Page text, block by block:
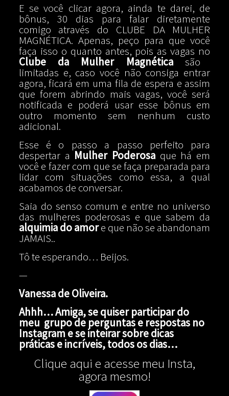
E se você clicar agora, ainda te darei, de
bônus, 30 dias para falar diretamente
comigo através do CLUBE DA MULHER
MAGNÉTICA. Apenas, peço para que você
faça isso o quanto antes, pois as vagas no
Clube da Mulher Magnéticasão
limitadas e, caso você não consiga entrar
agora, ficará em uma fila de espera e assim
que forem abrindo mais vagas, você será
notificada e poderá usar esse bônus em
outro momento sem nenhum custo
adicional.
Esse é o passo a passo perfeito para
despertar aMulher Poderosa que há em
você e fazer com que se faça preparada para
lidar com situações como essa, a qual
acabamos de conversar.
Saia do senso comum e entre no universo
das mulheres poderosas e que sabem da
alquimia do amore que não se abandonam
JAMAIS..
Tô te esperando… Beijos.
—
Vanessa de Oliveira.
Ahhh… Amiga, se quiser participar do
meu grupo de perguntas e respostas no
Instagram e se inteirar sobre dicas
práticas e incríveis, todos os dias…
Clique aqui e acesse meu Insta,
agora mesmo!